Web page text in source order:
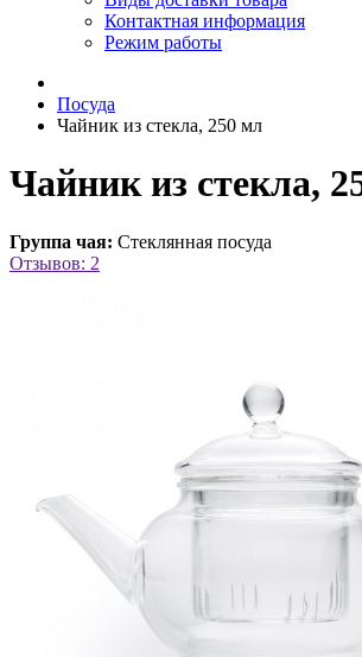
Контактная информация
Режим работы
Посуда
Чайник из стекла, 250 мл
Чайник из стекла,
Группа чая: Стеклянная посуда
Отзывов: 2